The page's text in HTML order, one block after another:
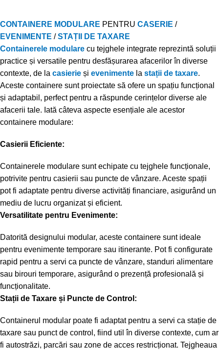
CONTAINERE MODULARE PENTRU CASERIE /
EVENIMENTE /STAȚII DE TAXARE
Containerele modulare cu tejghele integrate reprezintă soluții
practice și versatile pentru desfășurarea afacerilor în diverse
contexte, de la casierie și evenimente la stații de taxare.
Aceste containere sunt proiectate să ofere un spațiu funcțional
și adaptabil, perfect pentru a răspunde cerințelor diverse ale
afacerii tale. Iată câteva aspecte esențiale ale acestor
containere modulare:
Casierii Eficiente:
Containerele modulare sunt echipate cu tejghele funcționale,
potrivite pentru casierii sau puncte de vânzare. Aceste spații
pot fi adaptate pentru diverse activități financiare, asigurând un
mediu de lucru organizat și eficient.
Versatilitate pentru Evenimente:
Datorită designului modular, aceste containere sunt ideale
pentru evenimente temporare sau itinerante. Pot fi configurate
rapid pentru a servi ca puncte de vânzare, standuri alimentare
sau birouri temporare, asigurând o prezență profesională și
funcționalitate.
Stații de Taxare și Puncte de Control:
Containerul modular poate fi adaptat pentru a servi ca stație de
taxare sau punct de control, fiind util în diverse contexte, cum ar
fi autostrăzi, parcări sau zone de acces restricționat. Tejgheaua